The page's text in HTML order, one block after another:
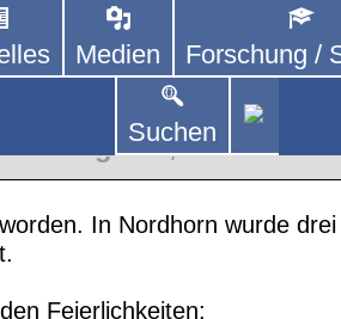
E. V.
Vereinen und
mit Parkinson und
Medien Forschung /
Suchen
Geburtstagsfeier
Magazin,TOP-Thema
In Nordhorn wurde
Feierlichkeiten: